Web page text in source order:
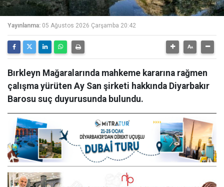
Yayınlanma: 05 Ağustos 2026 Çarşamba 20:42
Bırkleyn Mağaralarında mahkeme kararına rağmen
çalışma yürüten Ay San şirketi hakkında Diyarbakır
Barosu suç duyurusunda bulundu.